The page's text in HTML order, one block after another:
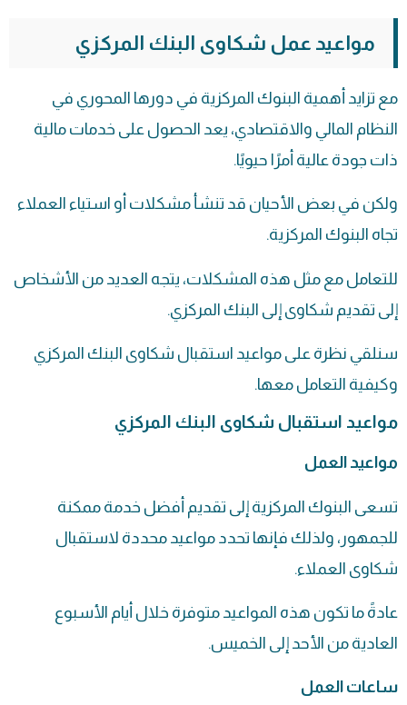
مواعيد عمل شكاوى البنك المركزي
مع تزايد أهمية البنوك المركزية في دورها المحوري في
النظام المالي والاقتصادي، يعد الحصول على خدمات مالية
ذات جودة عالية أمرًا حيويًا.
ولكن في بعض الأحيان قد تنشأ مشكلات أو استياء العملاء
تجاه البنوك المركزية.
للتعامل مع مثل هذه المشكلات، يتجه العديد من الأشخاص
إلى تقديم شكاوى إلى البنك المركزي.
سنلقي نظرة على مواعيد استقبال شكاوى البنك المركزي
وكيفية التعامل معها.
مواعيد استقبال شكاوى البنك المركزي
مواعيد العمل
تسعى البنوك المركزية إلى تقديم أفضل خدمة ممكنة
للجمهور، ولذلك فإنها تحدد مواعيد محددة لاستقبال
شكاوى العملاء.
عادةً ما تكون هذه المواعيد متوفرة خلال أيام الأسبوع
العادية من الأحد إلى الخميس.
ساعات العمل